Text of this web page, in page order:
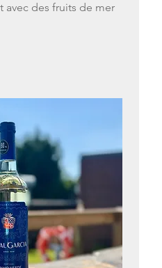
avec des fruits de mer